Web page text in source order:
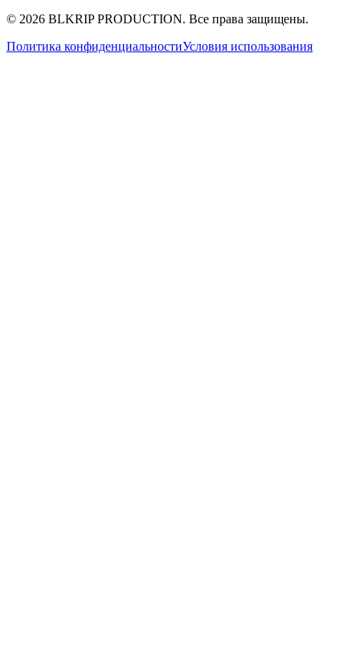
© 2026 BLKRIP PRODUCTION. Все права защищены.
Политика конфиденциальностиУсловия использования